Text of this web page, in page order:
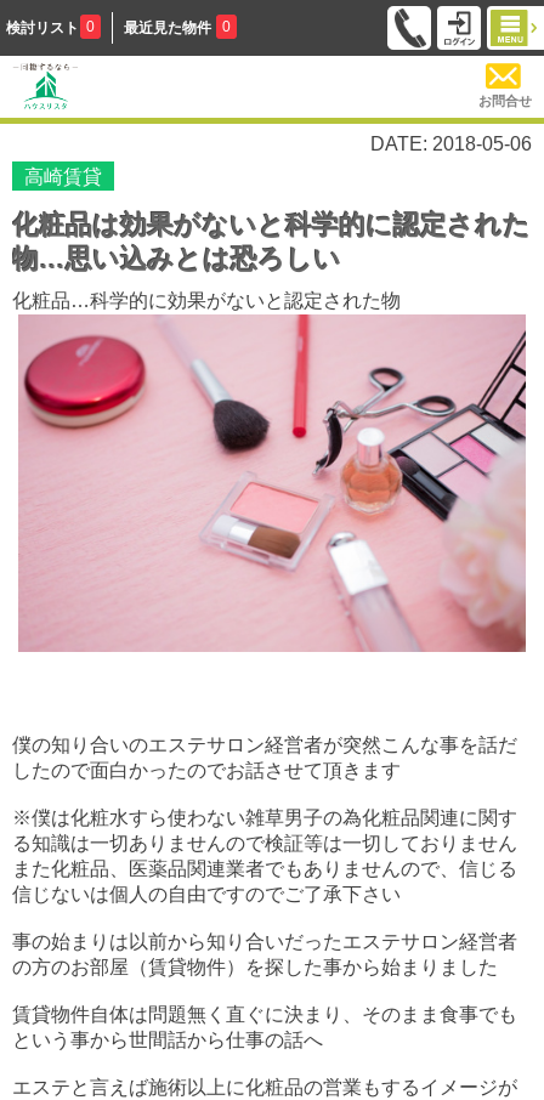
検討リスト 0 最近見た物件 0
お問合せ
DATE: 2018-05-06
高崎賃貸
化粧品は効果がないと科学的に認定された
物…思い込みとは恐ろしい
化粧品…科学的に効果がないと認定された物
僕の知り合いのエステサロン経営者が突然こんな事を話だ
したので面白かったのでお話させて頂きます
※僕は化粧水すら使わない雑草男子の為化粧品関連に関す
る知識は一切ありませんので検証等は一切しておりません
また化粧品、医薬品関連業者でもありませんので、信じる
信じないは個人の自由ですのでご了承下さい
事の始まりは以前から知り合いだったエステサロン経営者
の方のお部屋（賃貸物件）を探した事から始まりました
賃貸物件自体は問題無く直ぐに決まり、そのまま食事でも
という事から世間話から仕事の話へ
エステと言えば施術以上に化粧品の営業もするイメージが